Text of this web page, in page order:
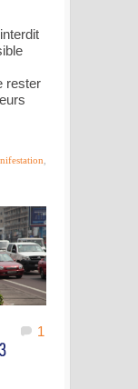
rester
1